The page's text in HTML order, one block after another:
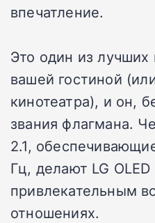
впечатление.
Это один из лучших
вашей гостиной
кинотеатра), и он,
звания флагмана.
2.1,
Гц, делают LG OLED
привлекательным
отношениях.